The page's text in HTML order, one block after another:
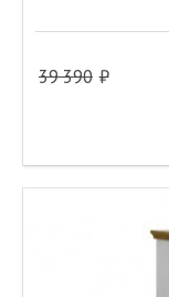
39 390